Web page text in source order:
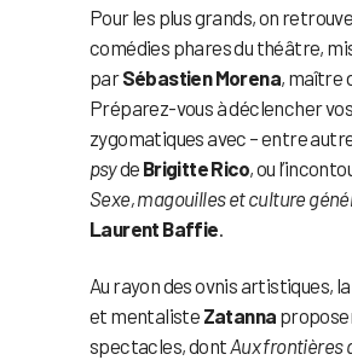
Pour les plus grands, on
comédies phares du théâtre,
parSébastien Morena, maître
Préparez-vous à déclencher vos
zygomatiques avec – entre
psyde Brigitte Rico, ou
Sexe, magouilles et culture
Laurent Baffie.
Au rayon des ovnis artistiques,
et mentaliste Zatanna
spectacles, dontAux frontières